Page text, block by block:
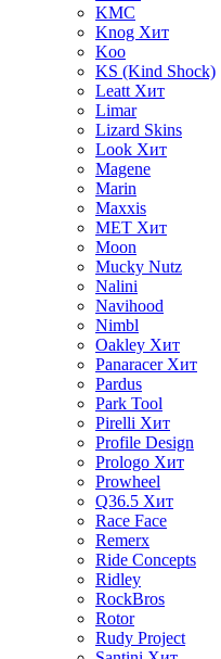
KMC
Knog Хит
Koo
KS (Kind Shock)
Leatt Хит
Limar
Lizard Skins
Look Хит
Magene
Marin
Maxxis
MET Хит
Moon
Mucky Nutz
Nalini
Navihood
Nimbl
Oakley Хит
Panaracer Хит
Pardus
Park Tool
Pirelli Хит
Profile Design
Prologo Хит
Prowheel
Q36.5 Хит
Race Face
Remerx
Ride Concepts
Ridley
RockBros
Rotor
Rudy Project